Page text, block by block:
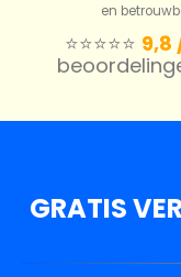
en
⭐️⭐️⭐️⭐️⭐️ 9,8
GRATIS